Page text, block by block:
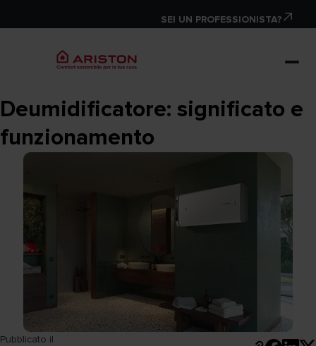
SEI UN PROFESSIONISTA?
Deumidificatore: significato e
funzionamento
Pubblicato il